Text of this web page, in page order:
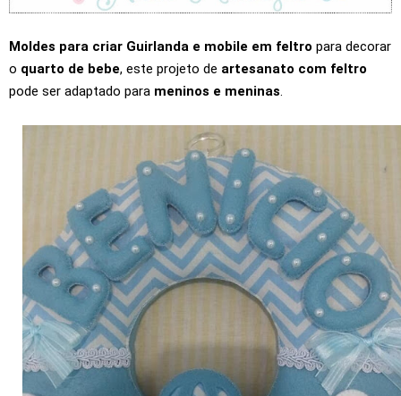
Moldes para criar Guirlanda e mobile em feltro para decorar
o quarto de bebe, este projeto de artesanato com feltro
pode ser adaptado para meninos e meninas.